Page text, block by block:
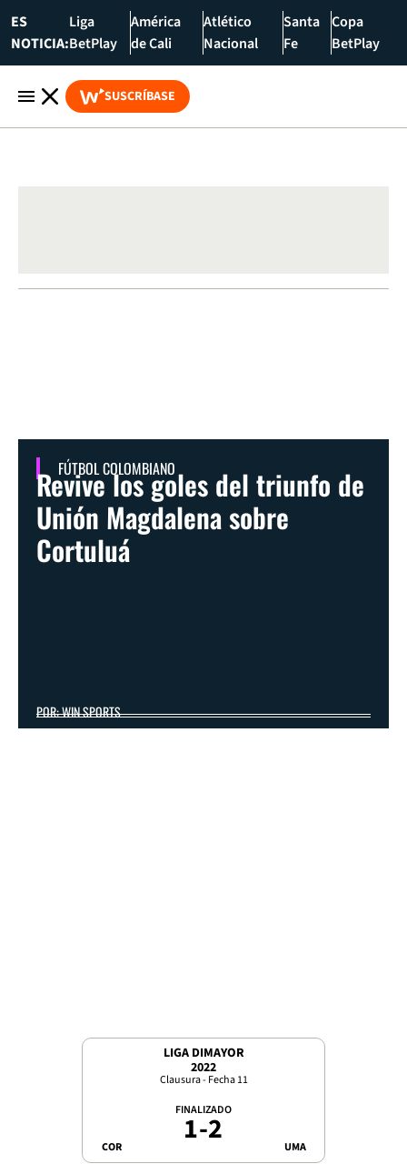
ES
NOTICIA:
Liga
BetPlay
América
de Cali
Atlético
Nacional
Santa
Fe
Copa
BetPlay
SUSCRÍBASE
FÚTBOL COLOMBIANO
Revive los goles del triunfo de
Unión Magdalena sobre
Cortuluá
POR: WIN SPORTS
LIGA DIMAYOR
2022
Clausura - Fecha 11
COR
FINALIZADO
1-2 UMA